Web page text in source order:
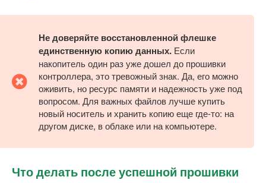
Не доверяйте восстановленной флешке
единственную копию данных. Если
накопитель один раз уже дошел до прошивки
контроллера, это тревожный знак. Да, его можно
оживить, но ресурс памяти и надежность уже под
вопросом. Для важных файлов лучше купить
новый носитель и хранить копию еще где-то: на
другом диске, в облаке или на компьютере.
Что делать после успешной прошивки